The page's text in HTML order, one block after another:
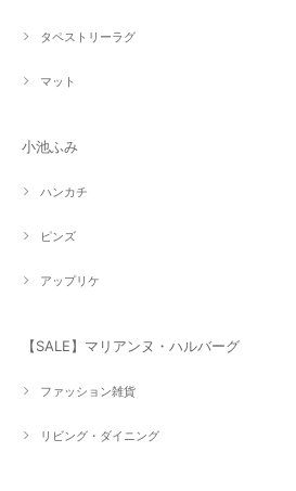
タペストリーラグ
マット
小池ふみ
ハンカチ
ピンズ
アップリケ
【SALE】マリアンヌ・ハルバーグ
ファッション雑貨
リビング・ダイニング